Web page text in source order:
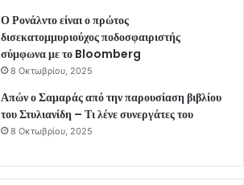
Ο Ρονάλντο είναι ο πρώτος
δισεκατομμυριούχος ποδοσφαιριστής
σύμφωνα με το Bloomberg
8 Οκτωβρίου, 2025
Απών ο Σαμαράς από την παρουσίαση βιβλίου
του Στυλιανίδη – Τι λένε συνεργάτες του
8 Οκτωβρίου, 2025